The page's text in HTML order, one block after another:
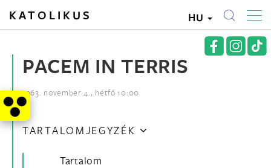
KATOLIKUS HU
PACEM IN TERRIS
1963. november 4., hétfő 10:00
TARTALOMJEGYZÉK
Tartalom